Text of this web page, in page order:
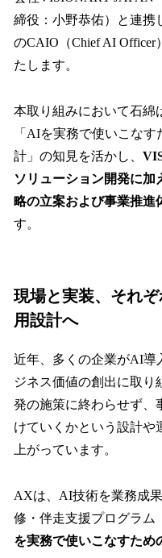
締役：小野恭佑）と連携
のCAIO（Chief AI
たします。
本取り組みにおいて石綿
「AIを実務で使いこな
計」の知見を活かし、
ソリューション開発に
略の立案および事業推進
す。
現場と実装、それ
用設計へ
近年、多くの企業がAI導
ジネス価値の創出に取
発の施策に終わらせず、
けていくかという設計や
上がっています。
AXは、AI技術を業務成
修・伴走支援プログラム
を実務で使いこなすため